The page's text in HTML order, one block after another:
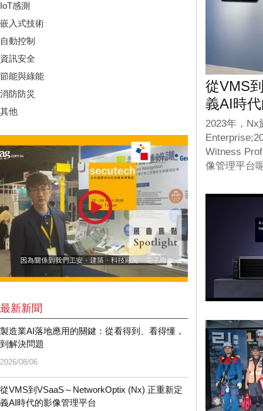
IoT感測
嵌入式技術
自動控制
資訊安全
節能與綠能
消防防災
其他
最新新聞
製造業AI落地應用的關鍵：從看得到、看得懂，
到解決問題
2026/08/06
從VMS到VSaaS～NetworkOptix (Nx) 正重新定
義AI時代的影像管理平台
從VMS
義AI時
2023年，
Witness
像管理平台